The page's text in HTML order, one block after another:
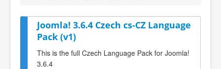
Joomla! 3.6.4 Czech cs-CZ Language
Pack (v1)
This is the full Czech Language Pack for Joomla!
3.6.4